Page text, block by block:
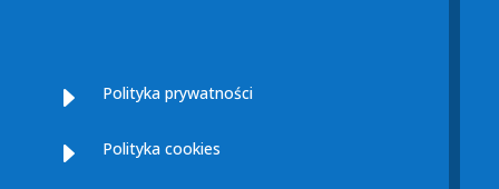
E Polityka prywatności
E Polityka cookies